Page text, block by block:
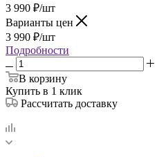
3 990 ₽/шт
Варианты цен
3 990 ₽/шт
Подробности
В корзину
Купить в 1 клик
Рассчитать доставку